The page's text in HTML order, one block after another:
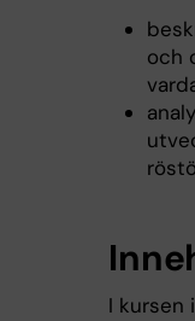
och
I kursen